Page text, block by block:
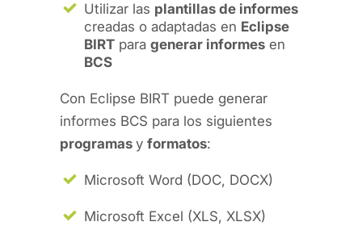
Utilizar las plantillas de informes
creadas o adaptadas en Eclipse
BIRT para generar informes en
BCS
Con Eclipse BIRT puede generar
informes BCS para los siguientes
programas y formatos:
Microsoft Word (DOC, DOCX)
Microsoft Excel (XLS, XLSX)